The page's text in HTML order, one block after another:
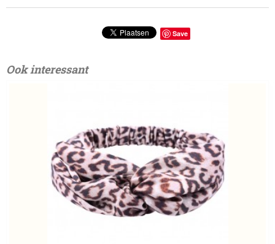
Save
Ook interessant